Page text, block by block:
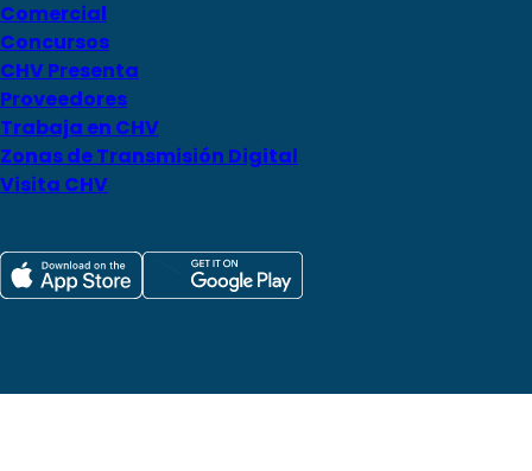
Comercial
Concursos
CHV Presenta
Proveedores
Trabaja en CHV
Zonas de Transmisión Digital
Visita CHV